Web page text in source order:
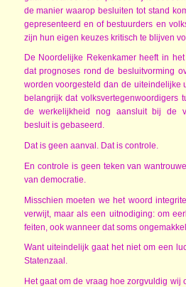
de manier waarop besluiten tot stand
gepresenteerd en of bestuurders en
zijn hun eigen keuzes kritisch te blijven
De Noordelijke Rekenkamer heeft in
dat prognoses rond de besluitvorming
worden voorgesteld dan de uiteindelijke
belangrijk dat volksvertegenwoordigers
de werkelijkheid nog aansluit bij de
besluit is gebaseerd.
Dat is geen aanval. Dat is controle.
En controle is geen teken van
van democratie.
Misschien moeten we het woord
verwijt, maar als een uitnodiging: om
feiten, ook wanneer dat soms
Want uiteindelijk gaat het niet om een
Statenzaal.
Het gaat om de vraag hoe zorgvuldig wij